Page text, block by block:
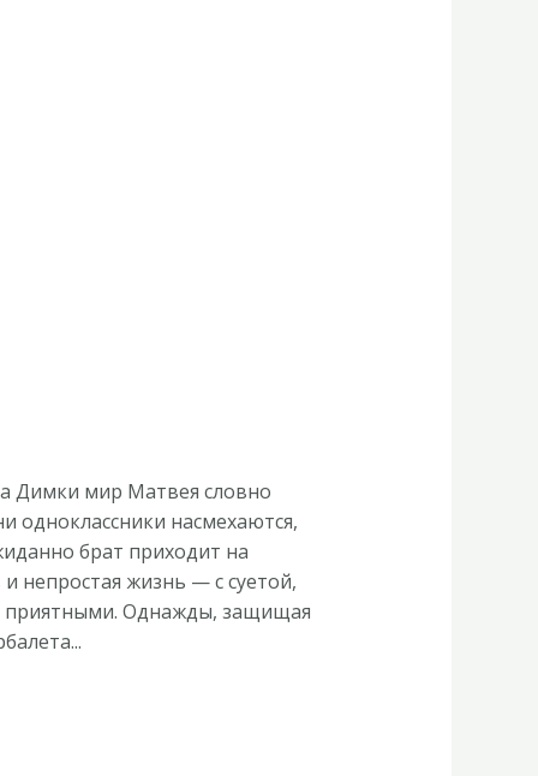
Димки мир Матвея словно
одноклассники насмехаются,
брат приходит на
непростая жизнь — с суетой,
приятными. Однажды, защищая